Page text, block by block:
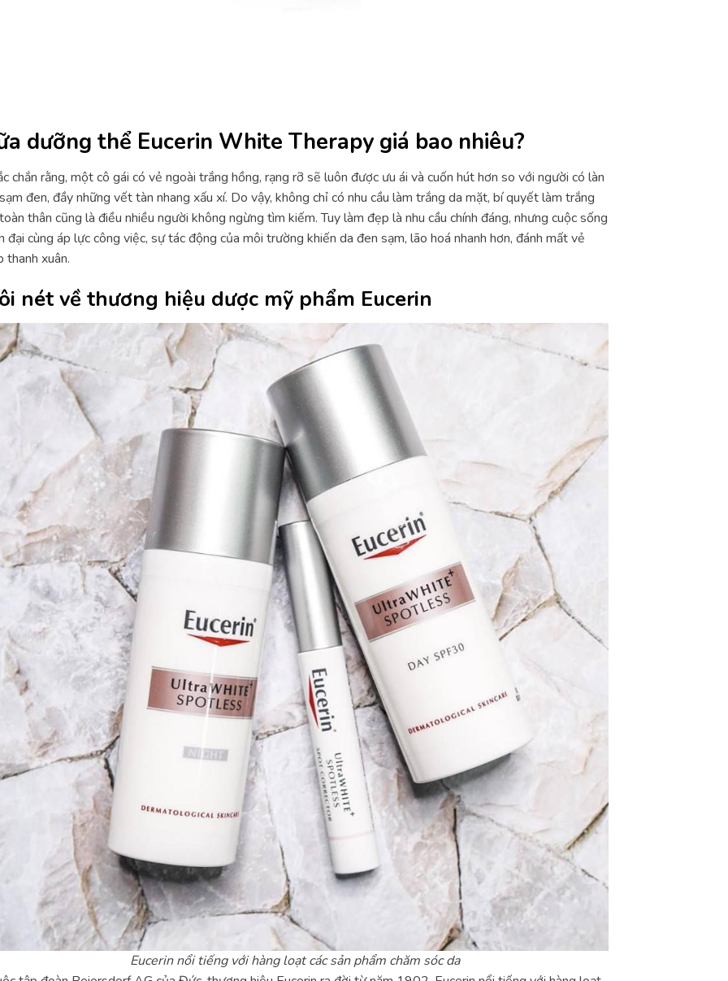
dưỡng thể Eucerin White Therapy giá bao nhiêu?
chắn rằng, một cô gái có vẻ ngoài trắng hồng, rạng rỡ sẽ luôn được ưu ái và cuốn hút hơn so với người có làn
đen, đầy những vết tàn nhang xấu xí. Do vậy, không chỉ có nhu cầu làm trắng da mặt, bí quyết làm trắng
thân cũng là điều nhiều người không ngừng tìm kiếm. Tuy làm đẹp là nhu cầu chính đáng, nhưng cuộc sống
đại cùng áp lực công việc, sự tác động của môi trường khiến da đen sạm, lão hoá nhanh hơn, đánh mất vẻ
thanh xuân.
nét về thương hiệu dược mỹ phẩm Eucerin
Eucerin nổi tiếng với hàng loạt các sản phẩm chăm sóc da